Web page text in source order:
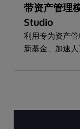
带资产管理
Studio
利用专为资产
新基金、加速